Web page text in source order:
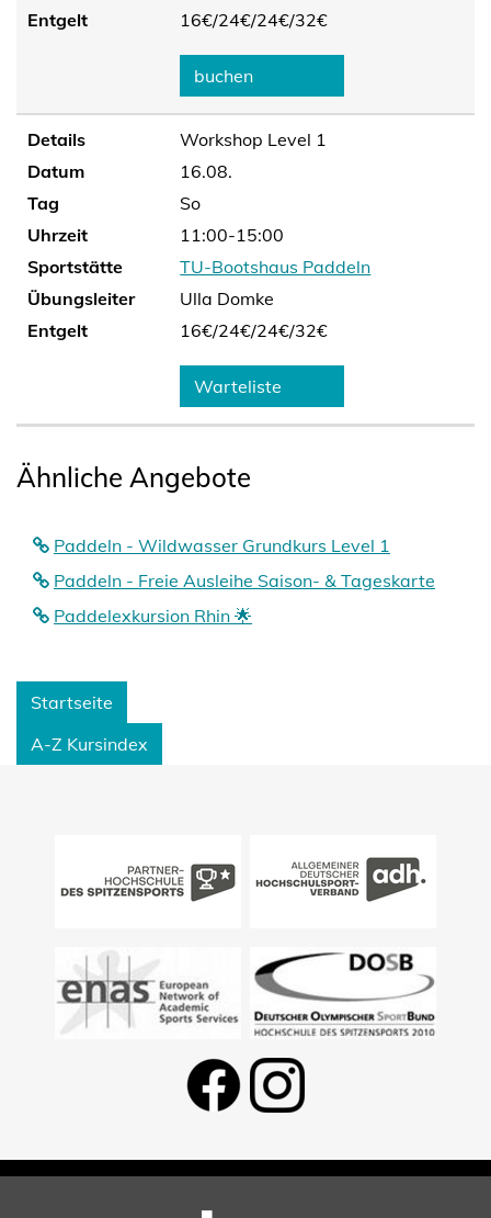
Entgelt
16€/24€/24€/32€
buchen
Details
Workshop Level 1
Datum
16.08.
Tag
So
Uhrzeit
11:00-15:00
Sportstätte
TU-Bootshaus Paddeln
Übungsleiter
Ulla Domke
Entgelt
16€/24€/24€/32€
Warteliste
Ähnliche Angebote
Paddeln - Wildwasser Grundkurs Level 1
Paddeln - Freie Ausleihe Saison- & Tageskarte
Paddelexkursion Rhin 🌟
Startseite
A-Z Kursindex